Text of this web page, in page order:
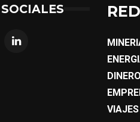
DINERO
VIAJES